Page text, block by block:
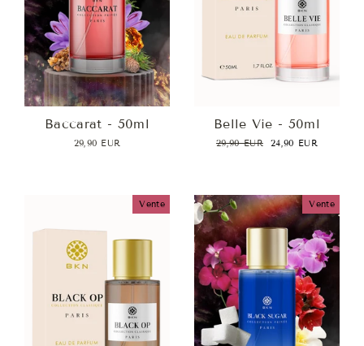
Baccarat - 50ml
29,90 EUR
Belle Vie - 50ml
Prix
29,90 EUR
Prix
24,90 EUR
Vente Vente